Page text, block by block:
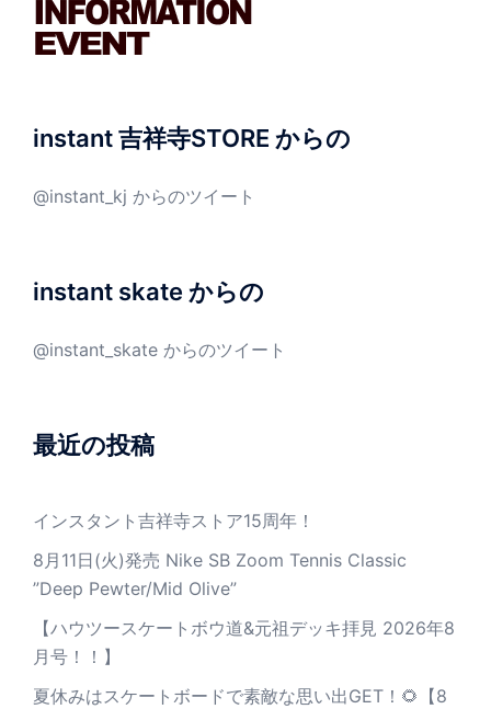
instant 吉祥寺STORE からの
@instant_kj からのツイート
instant skate からの
@instant_skate からのツイート
最近の投稿
インスタント吉祥寺ストア15周年！
8月11日(火)発売 Nike SB Zoom Tennis Classic
”Deep Pewter/Mid Olive”
【ハウツースケートボウ道&元祖デッキ拝見 2026年8
月号！！】
夏休みはスケートボードで素敵な思い出GET！🌻【8